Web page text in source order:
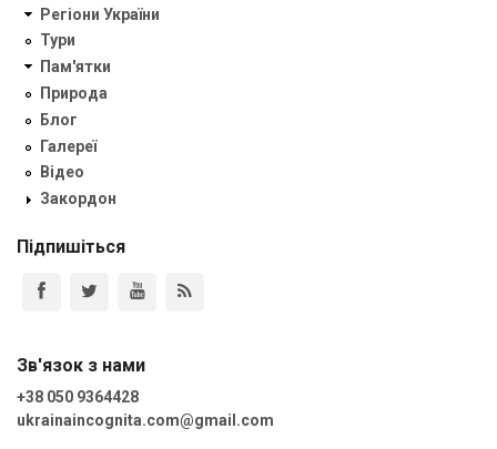
Регіони України
Тури
Пам'ятки
Природа
Блог
Галереї
Відео
Закордон
Підпишіться
Зв'язок з нами
+38 050 9364428
ukrainaincognita.com@gmail.com